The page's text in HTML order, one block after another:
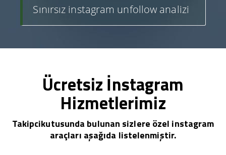
Sınırsız instagram unfollow analizi
Ücretsiz İnstagram
Hizmetlerimiz
Takipcikutusunda bulunan sizlere özel instagram
araçları aşağıda listelenmiştir.